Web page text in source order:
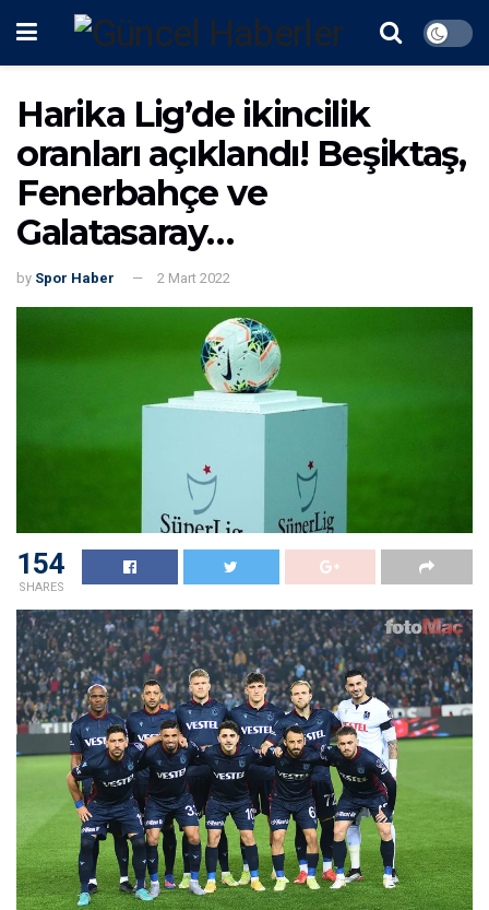
Harika Lig’de ikincilik
oranları açıklandı! Beşiktaş,
Fenerbahçe ve
Galatasaray…
by Spor Haber 2 Mart 2022
154
SHARES